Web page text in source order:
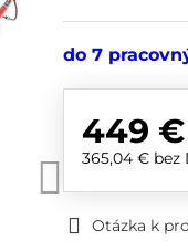
do 7
449 €
365,04 € bez
Otázka k